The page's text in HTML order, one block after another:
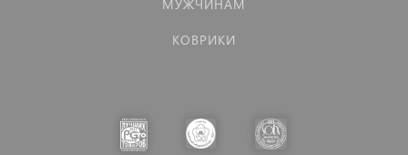
МУЖЧИНАМ
КОВРИКИ